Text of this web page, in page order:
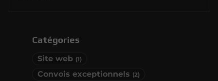
Catégories
Site web (1)
Convois exceptionnels (2)